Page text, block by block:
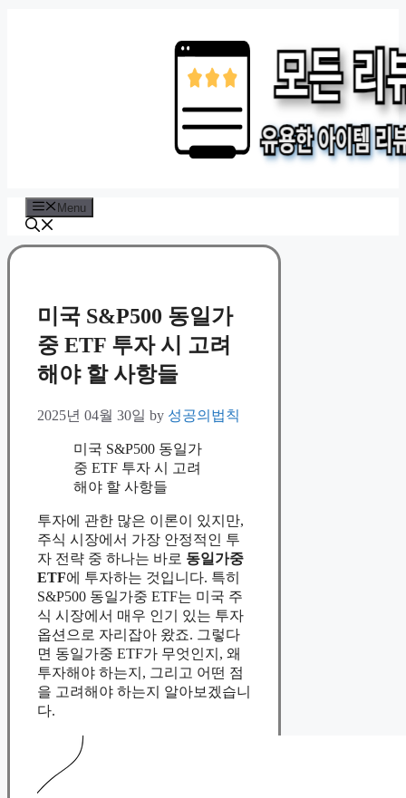
Menu
미국 S&P500 동일가
중 ETF 투자 시 고려
해야 할 사항들
2025년 04월 30일 by 성공의법칙
미국 S&P500 동일가
중 ETF 투자 시 고려
해야 할 사항들
투자에 관한 많은 이론이 있지만,
주식 시장에서 가장 안정적인 투
자 전략 중 하나는 바로 동일가중
ETF에 투자하는 것입니다. 특히
S&P500 동일가중 ETF는 미국 주
식 시장에서 매우 인기 있는 투자
옵션으로 자리잡아 왔죠. 그렇다
면 동일가중 ETF가 무엇인지, 왜
투자해야 하는지, 그리고 어떤 점
을 고려해야 하는지 알아보겠습니
다.